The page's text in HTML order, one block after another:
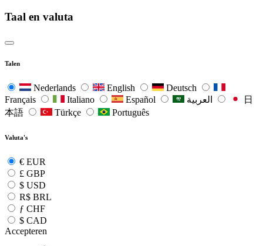
Taal en valuta
Talen
Nederlands English
Deutsch
Français
Italiano Español
日
本語
Türkçe Português
Valuta's
€ EUR
£ GBP
$ USD
R$ BRL
ƒ CHF
$ CAD
Accepteren